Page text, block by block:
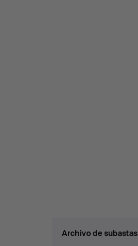
Archivo de subastas